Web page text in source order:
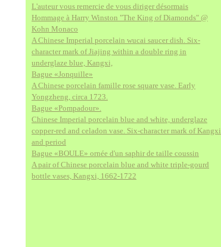
L'auteur vous remercie de vous diriger désormais
Hommage à Harry Winston "The King of Diamonds" @
Kohn Monaco
A Chinese Imperial porcelain wucai saucer dish. Six-
character mark of Jiajing within a double ring in
underglaze blue, Kangxi,
Bague «Jonquille»
A Chinese porcelain famille rose square vase. Early
Yongzheng, circa 1723.
Bague «Pompadour».
Chinese Imperial porcelain blue and white, underglaze
copper-red and celadon vase. Six-character mark of Kangxi
and period
Bague «BOULE» ornée d'un saphir de taille coussin
A pair of Chinese porcelain blue and white triple-gourd
bottle vases, Kangxi, 1662-1722